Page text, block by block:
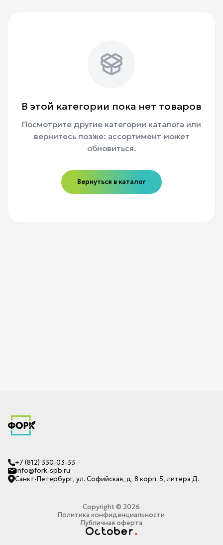
В этой категории пока нет товаров
Посмотрите другие категории каталога или
вернитесь позже: ассортимент может
обновиться.
Вернуться в каталог
+7 (812) 330-03-33
info@fork-spb.ru
Санкт-Петербург, ул. Софийская, д. 8 корп. 5, литера Д.
Copyright © 2026
Политика конфиденциальности
Публичная оферта